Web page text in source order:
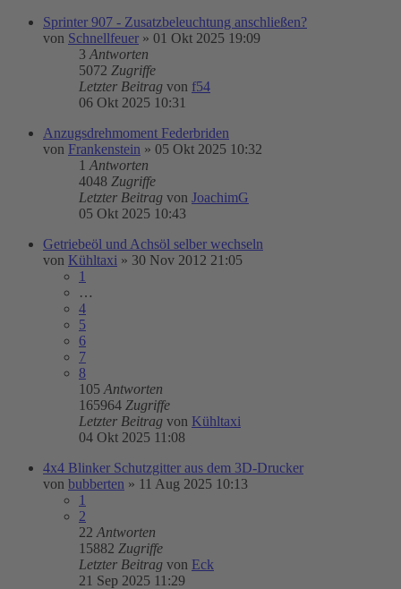
Sprinter 907 - Zusatzbeleuchtung anschließen?
von Schnellfeuer » 01 Okt 2025 19:09
3 Antworten
5072 Zugriffe
Letzter Beitrag von f54
06 Okt 2025 10:31
Anzugsdrehmoment Federbriden
von Frankenstein » 05 Okt 2025 10:32
1 Antworten
4048 Zugriffe
Letzter Beitrag von JoachimG
05 Okt 2025 10:43
Getriebeöl und Achsöl selber wechseln
von Kühltaxi » 30 Nov 2012 21:05
1
…
4
5
6
7
8
105 Antworten
165964 Zugriffe
Letzter Beitrag von Kühltaxi
04 Okt 2025 11:08
4x4 Blinker Schutzgitter aus dem 3D-Drucker
von bubberten » 11 Aug 2025 10:13
1
2
22 Antworten
15882 Zugriffe
Letzter Beitrag von Eck
21 Sep 2025 11:29